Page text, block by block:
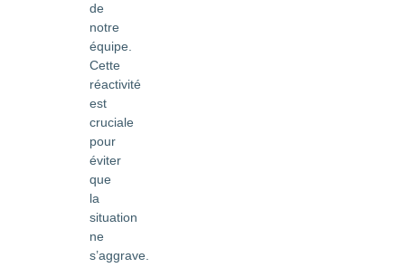
de
notre
équipe.
Cette
réactivité
est
cruciale
pour
éviter
que
la
situation
ne
s’aggrave.